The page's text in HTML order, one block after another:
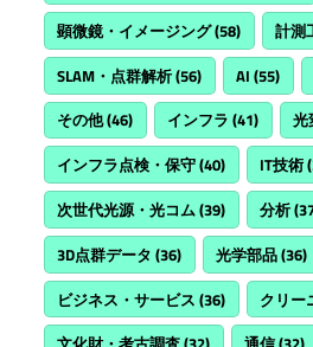
顕微鏡・イメージング(58) 計測
SLAM・点群解析(56) AI (55)
その他(46) インフラ (41) 光
インフラ点検・保守(40) IT技術
次世代光源・光コム(39) 分析
3D点群データ (36) 光学部品(36)
ビジネス・サービス (36) クリー